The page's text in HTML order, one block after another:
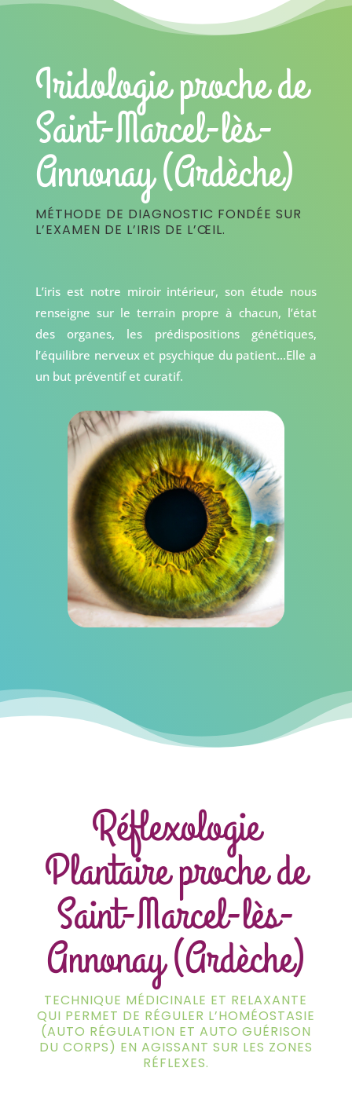
Iridologie proche de
Saint-Marcel-lès-
Annonay (Ardèche)
MÉTHODE DE DIAGNOSTIC FONDÉE SUR
L’EXAMEN DE L’IRIS DE L’ŒIL.
L’iris est notre miroir intérieur, son étude nous
renseigne sur le terrain propre à chacun, l’état
des organes, les prédispositions génétiques,
l’équilibre nerveux et psychique du patient…Elle a
un but préventif et curatif.
Réflexologie
Plantaire proche de
Saint-Marcel-lès-
Annonay (Ardèche)
TECHNIQUE MÉDICINALE ET RELAXANTE
QUI PERMET DE RÉGULER L’HOMÉOSTASIE
(AUTO RÉGULATION ET AUTO GUÉRISON
DU CORPS) EN AGISSANT SUR LES ZONES
RÉFLEXES.